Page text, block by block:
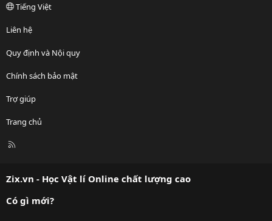
Tiếng Việt
Liên hệ
Quy định và Nội quy
Chính sách bảo mật
Trợ giúp
Trang chủ
R
Zix.vn - Học Vật lí Online chất lượng cao
Có gì mới?